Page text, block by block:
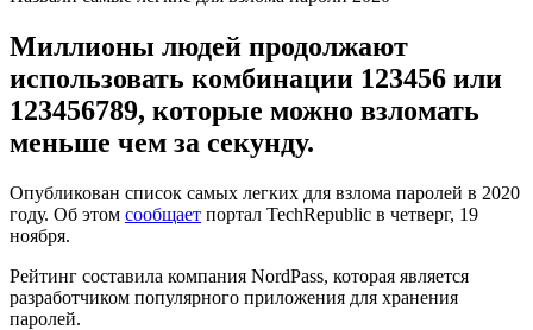
Миллионы людей продолжают
использовать комбинации 123456 или
123456789, которые можно взломать
меньше чем за секунду.
Опубликован список самых легких для взлома паролей в 2020
году. Об этом сообщает портал TechRepublic в четверг, 19
ноября.
Рейтинг составила компания NordPass, которая является
разработчиком популярного приложения для хранения
паролей.